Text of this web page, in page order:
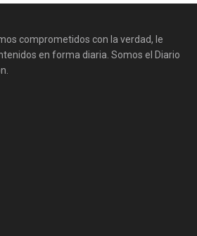
comprometidos con la verdad, le
en forma diaria. Somos el Diario